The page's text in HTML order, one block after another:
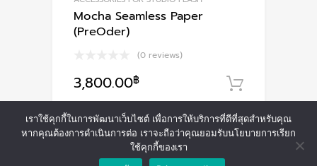
Mocha Seamless Paper
(PreOder)
(0 reviews)
3,800.00฿
เราใช้คุกกี้ในการพัฒนาเว็บไซต์ เพื่อการให้บริการที่ดีที่สุดสำหรับคุณ
หากคุณต้องการดำเนินการต่อ เราจะถือว่าคุณยอมรับนโยบายการเรียก
ใช้คุกกี้ของเรา